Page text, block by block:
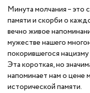
Минута молчания – это
памяти и скорби о
вечно живое
мужестве нашего
покорившегося
Эта короткая, но
напоминает нам о цене
исторической памяти.